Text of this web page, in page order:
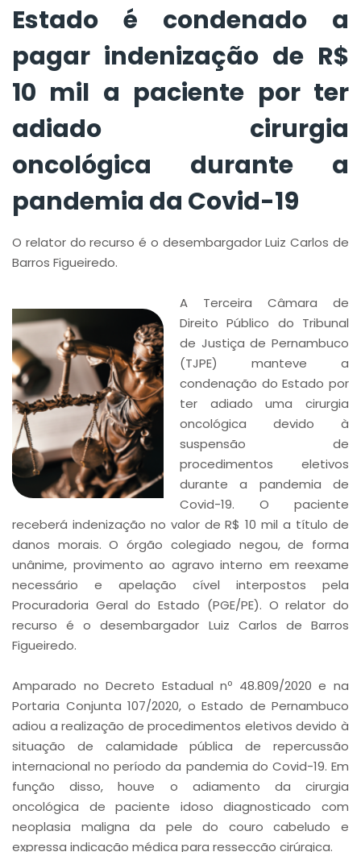
pandemia da Covid-
19
Estado é condenado a
pagar indenização de R$
10 mil a paciente por ter
adiado cirurgia
oncológica durante a
pandemia da Covid-19
O relator do recurso é o desembargador Luiz Carlos de
Barros Figueiredo.
A Terceira Câmara de
Direito Público do Tribunal
de Justiça de Pernambuco
(TJPE) manteve a
condenação do Estado por
ter adiado uma cirurgia
oncológica devido à
suspensão de
procedimentos eletivos
durante a pandemia de
Covid-19. O paciente
receberá indenização no valor de R$ 10 mil a título de
danos morais. O órgão colegiado negou, de forma
unânime, provimento ao agravo interno em reexame
necessário e apelação cível interpostos pela
Procuradoria Geral do Estado (PGE/PE). O relator do
recurso é o desembargador Luiz Carlos de Barros
Figueiredo.
Amparado no Decreto Estadual nº 48.809/2020 e na
Portaria Conjunta 107/2020, o Estado de Pernambuco
adiou a realização de procedimentos eletivos devido à
situação de calamidade pública de repercussão
internacional no período da pandemia do Covid-19. Em
função disso, houve o adiamento da cirurgia
oncológica de paciente idoso diagnosticado com
neoplasia maligna da pele do couro cabeludo e
expressa indicação médica para ressecção cirúrgica.